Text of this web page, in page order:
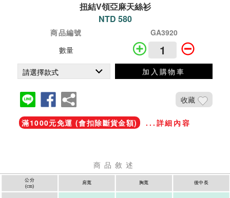
扭結V領亞麻天絲衫
NTD 580
商品編號
GA3920
數量
加入購物車
收藏
滿1000元免運 (會扣除斷貨金額) ...詳細內容
商品敘述